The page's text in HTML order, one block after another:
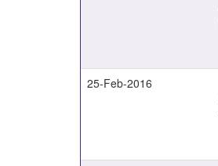
25-Feb-2016